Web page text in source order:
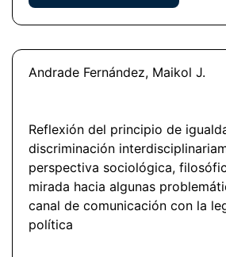
Andrade Fernández, Maikol J.
Reflexión del principio de
discriminación
perspectiva sociológica,
mirada hacia algunas
canal de comunicación con la
política